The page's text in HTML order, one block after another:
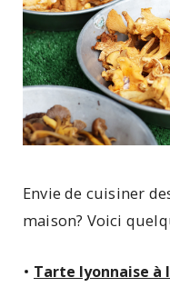
Envie de cuisiner
maison? Voici
Tarte lyonnaise à